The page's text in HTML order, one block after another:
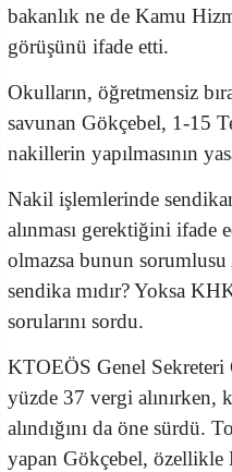
bakanlık ne de Kamu
görüşünü ifade etti.
Okulların, öğretmensiz
savunan Gökçebel, 1-15
nakillerin yapılmasının
Nakil işlemlerinde
alınması gerektiğini ifade
olmazsa bunun sorumlusu
sendika mıdır? Yoksa
sorularını sordu.
KTOEÖS Genel Sekreteri
yüzde 37 vergi alınırken,
alındığını da öne sürdü.
yapan Gökçebel,